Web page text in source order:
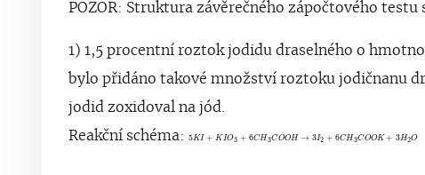
POZOR: Struktura závěrečného zápočtového
1) 1,5 procentní roztok jodidu draselného o
bylo přidáno takové množství roztoku jodičnanu
jodid zoxidoval na jód.
Reakční schéma: 5KI + K IO3 + 6CH3COOH → 3I2 + 6CH3COOK + 3H2O
5KI+KIO3+6CH3COOH→3I2